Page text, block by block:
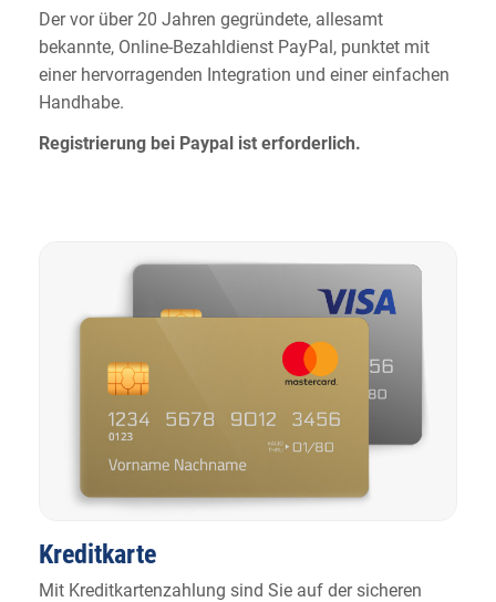
Der vor über 20 Jahren gegründete, allesamt
bekannte, Online-Bezahldienst PayPal, punktet mit
einer hervorragenden Integration und einer einfachen
Handhabe.
Registrierung bei Paypal ist erforderlich.
Kreditkarte
Mit Kreditkartenzahlung sind Sie auf der sicheren